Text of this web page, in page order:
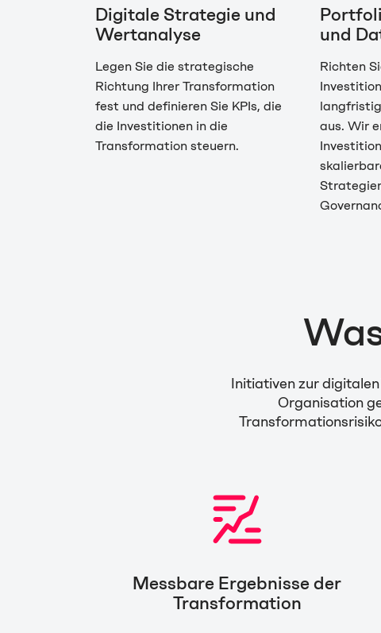
Digitale Strategie und
Wertanalyse
Legen Sie die strategische
Richtung Ihrer Transformation
fest und definieren Sie KPIs, die
die Investitionen in die
Transformation steuern.
und
Richten
aus. Wir
Initiativen zur
Organisation
Messbare Ergebnisse der
Transformation